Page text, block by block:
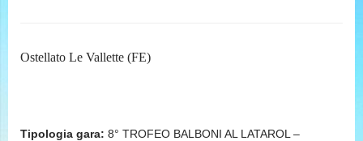
a
n
Ostellato Le Vallette (FE)
Tipologia gara: 8° TROFEO BALBONI AL LATAROL –